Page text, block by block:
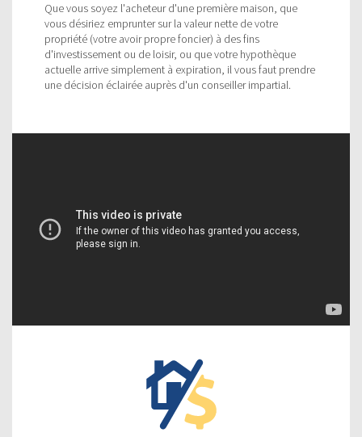
Que vous soyez l'acheteur d'une première maison, que
vous désiriez emprunter sur la valeur nette de votre
propriété (votre avoir propre foncier) à des fins
d'investissement ou de loisir, ou que votre hypothèque
actuelle arrive simplement à expiration, il vous faut prendre
une décision éclairée auprès d'un conseiller impartial.